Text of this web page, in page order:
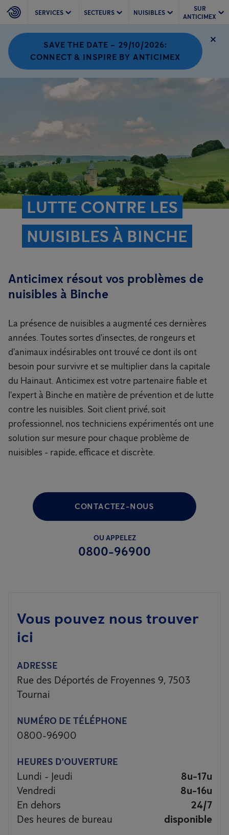
SERVICES SECTEURS NUISIBLES
SUR
ANTICIMEX
SAVE THE DATE – 29/10/2026:
CONNECT & INSPIRE BY ANTICIMEX
LUTTE CONTRE LES
NUISIBLES À BINCHE
Anticimex résout vos problèmes de
nuisibles à Binche
La présence de nuisibles a augmenté ces dernières
années. Toutes sortes d'insectes, de rongeurs et
d'animaux indésirables ont trouvé ce dont ils ont
besoin pour survivre et se multiplier dans la capitale
du Hainaut. Anticimex est votre partenaire fiable et
l'expert à Binche en matière de prévention et de lutte
contre les nuisibles. Soit client privé, soit
professionnel, nos techniciens expérimentés ont une
solution sur mesure pour chaque problème de
nuisibles - rapide, efficace et discrète.
CONTACTEZ-NOUS
OU APPELEZ
0800-96900
Vous pouvez nous trouver
ici
ADRESSE
Rue des Déportés de Froyennes 9, 7503
Tournai
NUMÉRO DE TÉLÉPHONE
0800-96900
HEURES D'OUVERTURE
Lundi - Jeudi
8u-17u
Vendredi
8u-16u
En dehors
24/7
Des heures de bureau
disponible